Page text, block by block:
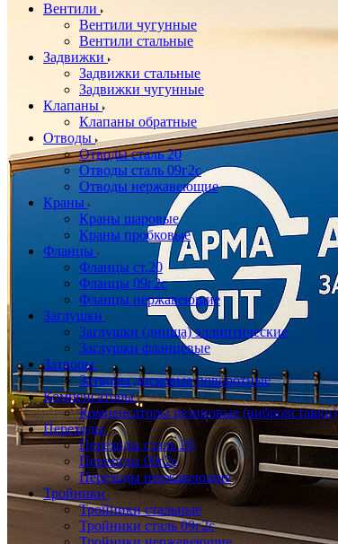
Вентили
Вентили чугунные
Вентили стальные
Задвижки
Задвижки стальные
Задвижки чугунные
Клапаны
Клапаны обратные
Отводы
Отводы сталь 20
Отводы сталь 09г2с
Отводы нержавеющие
Краны
Краны шаровые
Краны пробковые
Фланцы
Фланцы ст.20
Фланцы 09г2с
Фланцы нержавеющие
Заглушки
Заглушки (днища) эллиптические
Заглушки фланцевые
Затворы
Затворы дисковые поворотные
Компенсаторы
Компенсаторы резиновые (вибровставки)
Переходы
Переходы сталь 20
Переходы 09г2с
Переходы нержавеющие
Тройники
Тройники стальные
Тройники сталь 09г2с